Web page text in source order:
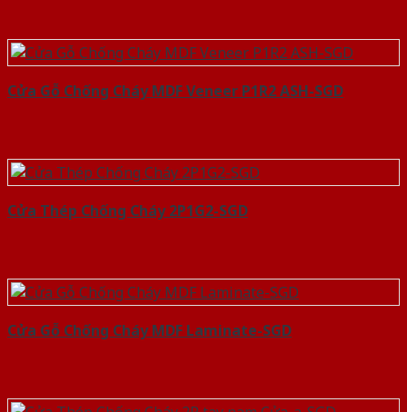
Cửa Gỗ Chống Cháy MDF Veneer P1R2 ASH-SGD
Cửa Thép Chống Cháy 2P1G2-SGD
Cửa Gỗ Chống Cháy MDF Laminate-SGD